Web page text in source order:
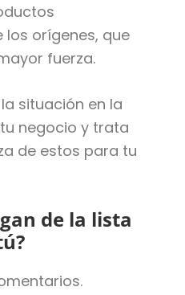
los orígenes, que
fuerza.
situación en la
negocio y trata
de estos para tu
de la lista